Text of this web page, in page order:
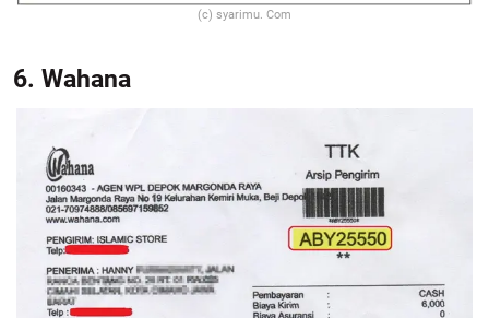
(c) syarimu. Com
6. Wahana